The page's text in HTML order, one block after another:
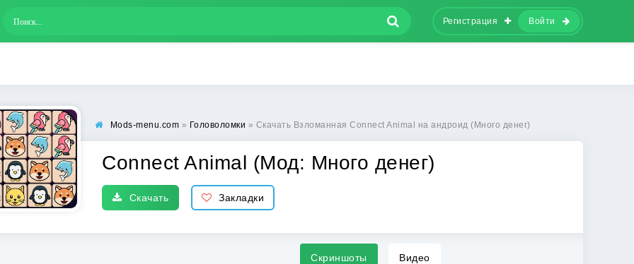
Регистрация Войти
Mods-menu.com » Головоломки » Скачать Взломанная Connect Animal на андроид (Много денег)
Connect Animal (Мод: Много денег)
Скачать Закладки
Скриншоты Видео